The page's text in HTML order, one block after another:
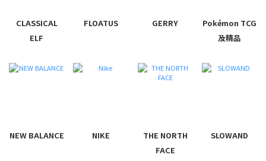
CLASSICAL
ELF
FLOATUS GERRY
Pokémon TCG
及精品
NEW BALANCE NIKE
THE NORTH
FACE
SLOWAND